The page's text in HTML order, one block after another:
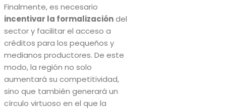
Finalmente, es necesario
incentivar la formalizacióndel
sector y facilitar el acceso a
créditos para los pequeños y
medianos productores. De este
modo, la región no solo
aumentará su competitividad,
sino que también generará un
círculo virtuoso en el que la